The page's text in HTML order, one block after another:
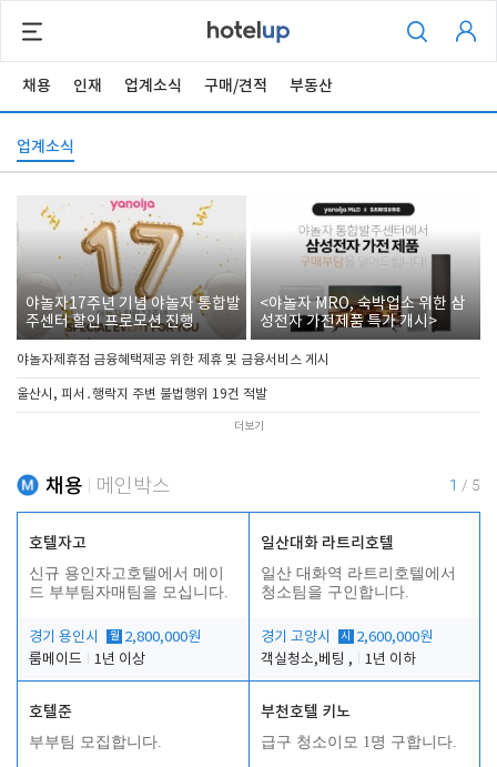
채용 인재 업계소식 구매/견적 부동산
업계소식
야놀자17주년 기념 야놀자 통합발
주센터 할인 프로모션 진행
<야놀자 MRO, 숙박업소 위한 삼
성전자 가전제품 특가 개시>
야놀자제휴점 금융혜택제공 위한 제휴 및 금융서비스 게시
울산시, 피서․행락지 주변 불법행위 19건 적발
더보기
채용 메인박스 1 / 5
호텔자고
신규 용인자고호텔에서 메이
드 부부팀자매팀을 모십니다.
경기 용인시 월 2,800,000원
룸메이드
1년 이상
일산대화 라트리호텔
일산 대화역 라트리호텔에서
청소팀을 구인합니다.
경기 고양시 시
2,600,000원
객실청소,베팅 ,
1년 이하
호텔준
부부팀 모집합니다.
부천호텔 키노
급구 청소이모 1명 구합니다.